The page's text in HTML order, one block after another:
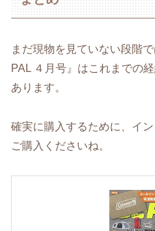
まだ現物を見ていない段階
PAL ４月号』はこれまでの
あります。
確実に購入するために、イ
ご購入くださいね。